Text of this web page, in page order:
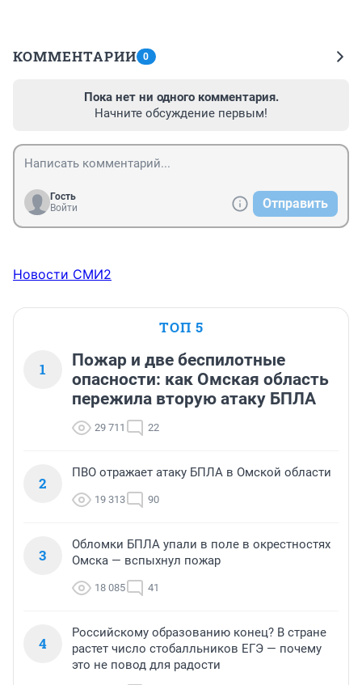
КОММЕНТАРИИ 0
Пока нет ни одного комментария.
Начните обсуждение первым!
Гость
Войти
Отправить
Новости СМИ2
ТОП 5
1
Пожар и две беспилотные
опасности: как Омская область
пережила вторую атаку БПЛА
29 711 22
2
ПВО отражает атаку БПЛА в Омской области
19 313 90
3
Обломки БПЛА упали в поле в окрестностях
Омска — вспыхнул пожар
18 085 41
4
Российскому образованию конец? В стране
растет число стобалльников ЕГЭ — почему
это не повод для радости